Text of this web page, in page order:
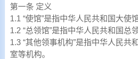
第一条 定义
1.1 “使馆”是指中华人民共和国大使馆
1.2 “总领馆”是指中华人民共和国总
1.3 “其他领事机构”是指中华人民共
室等机构。